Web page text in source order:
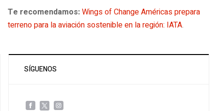
Te recomendamos:Wings of Change Américas prepara
terreno para la aviación sostenible en la región: IATA.
SÍGUENOS